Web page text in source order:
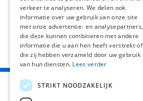
verkeer te analyseren. We delen ook
informatie over uw gebruik van onze site
met onze advertentie- en analysepartners,
die deze kunnen combineren met andere
informatie die u aan hen heeft verstrekt of
die zij hebben verzameld door uw gebruik
van hun diensten. Lees verder
STRIKT NOODZAKELIJK